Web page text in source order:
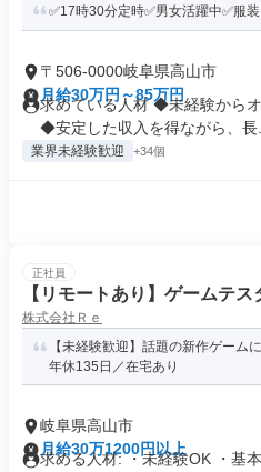
✅17時30分定時✅男女活躍中✅服
〒506-0000岐阜県高山市
月給30万円～85万円
求めている人材 ◆未経験から
◆安定した収入を得ながら、長...
業界未経験歓迎 +34個
正社員
【リモートあり】ゲームテス
株式会社Ｒｅ
【未経験歓迎】話題の新作ゲーム
年休135日／在宅あり
岐阜県高山市
月給30万1200円以上
求める人材: ・未経験OK ・基